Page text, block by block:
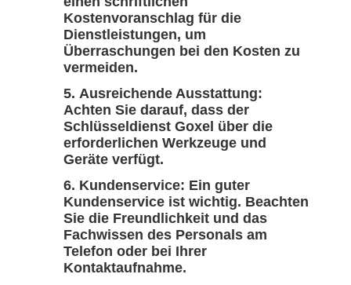
Kostenvoranschlag für die
Dienstleistungen, um
Überraschungen bei den Kosten zu
vermeiden.
Ausreichende Ausstattung:
Achten Sie darauf, dass der
Schlüsseldienst Goxel über die
erforderlichen Werkzeuge und
Geräte verfügt.
Kundenservice: Ein guter
Kundenservice ist wichtig. Beachten
Sie die Freundlichkeit und das
Fachwissen des Personals am
Telefon oder bei Ihrer
Kontaktaufnahme.